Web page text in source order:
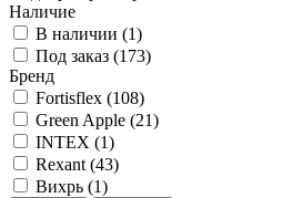
Наличие
В наличии (1)
Под заказ (173)
Бренд
Fortisflex (108)
Green Apple (21)
INTEX (1)
Rexant (43)
Вихрь (1)